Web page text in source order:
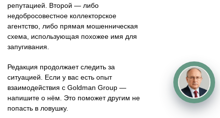
репутацией. Второй — либо
недобросовестное коллекторское
агентство, либо прямая мошенническая
схема, использующая похожее имя для
запугивания.
Редакция продолжает следить за
ситуацией. Если у вас есть опыт
взаимодействия с Goldman Group —
напишите о нём. Это поможет другим не
попасть в ловушку.